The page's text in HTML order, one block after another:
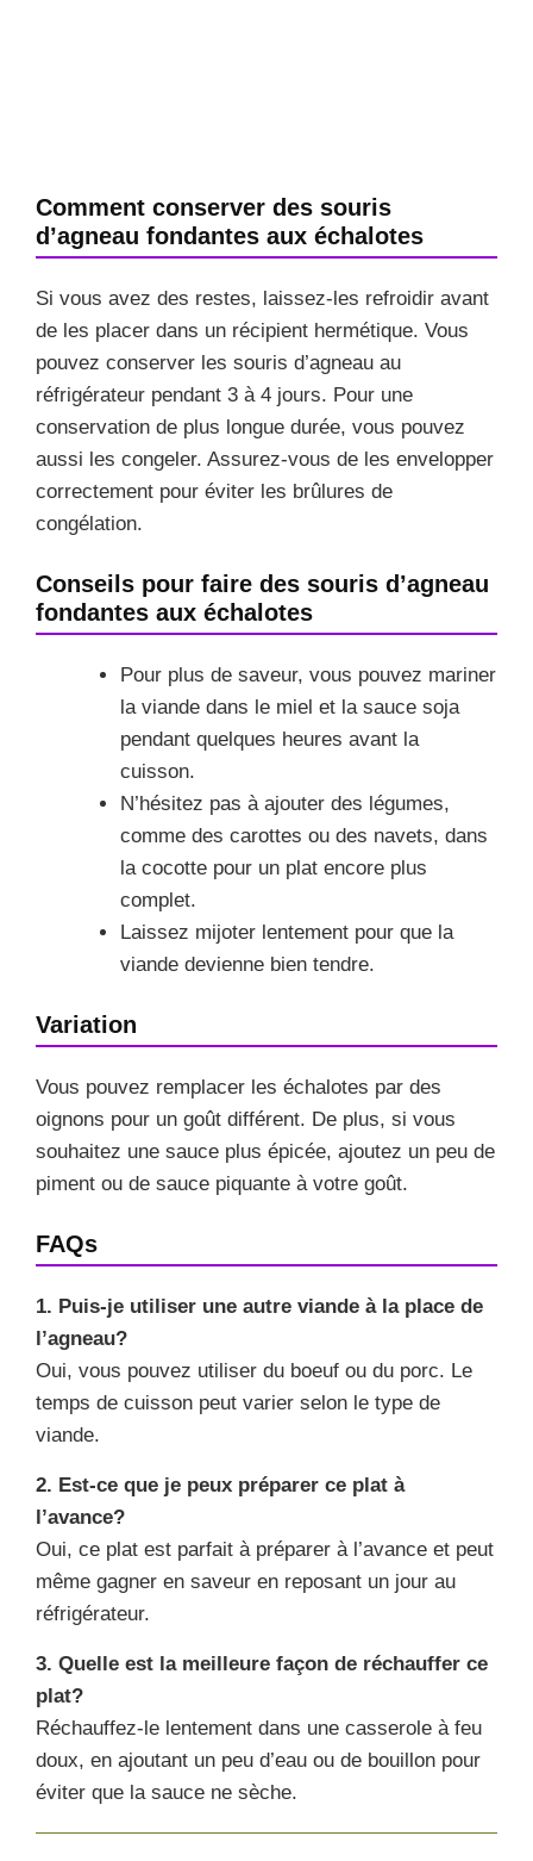
Comment conserver des souris
d’agneau fondantes aux échalotes
Si vous avez des restes, laissez-les refroidir avant
de les placer dans un récipient hermétique. Vous
pouvez conserver les souris d’agneau au
réfrigérateur pendant 3 à 4 jours. Pour une
conservation de plus longue durée, vous pouvez
aussi les congeler. Assurez-vous de les envelopper
correctement pour éviter les brûlures de
congélation.
Conseils pour faire des souris d’agneau
fondantes aux échalotes
Pour plus de saveur, vous pouvez mariner
la viande dans le miel et la sauce soja
pendant quelques heures avant la
cuisson.
N’hésitez pas à ajouter des légumes,
comme des carottes ou des navets, dans
la cocotte pour un plat encore plus
complet.
Laissez mijoter lentement pour que la
viande devienne bien tendre.
Variation
Vous pouvez remplacer les échalotes par des
oignons pour un goût différent. De plus, si vous
souhaitez une sauce plus épicée, ajoutez un peu de
piment ou de sauce piquante à votre goût.
FAQs
1. Puis-je utiliser une autre viande à la place de
l’agneau?
Oui, vous pouvez utiliser du boeuf ou du porc. Le
temps de cuisson peut varier selon le type de
viande.
2. Est-ce que je peux préparer ce plat à
l’avance?
Oui, ce plat est parfait à préparer à l’avance et peut
même gagner en saveur en reposant un jour au
réfrigérateur.
3. Quelle est la meilleure façon de réchauffer ce
plat?
Réchauffez-le lentement dans une casserole à feu
doux, en ajoutant un peu d’eau ou de bouillon pour
éviter que la sauce ne sèche.